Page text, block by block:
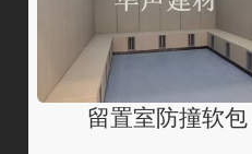
留置室防撞软包